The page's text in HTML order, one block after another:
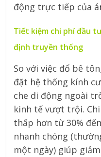
động trực tiếp của
Tiết kiệm chi phí đầu
định truyền thống
So với việc đổ bê
đặt hệ thống kính
che di động ngoài
kinh tế vượt trội.
thấp hơn từ 30%
nhanh chóng
một ngày) giúp